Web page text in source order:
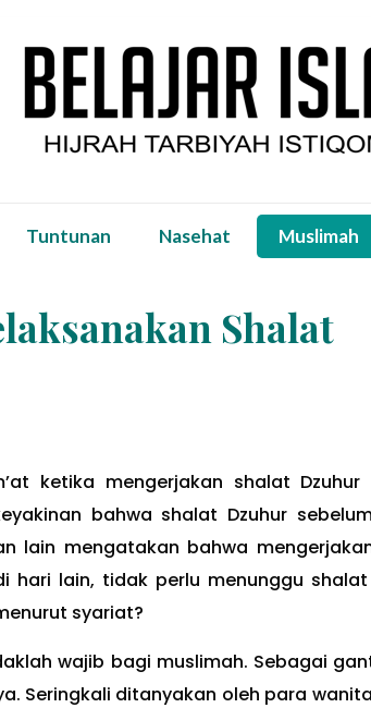
Tuntunan Nasehat Muslimah
Shalat
ketika mengerjakan shalat Dzuhur
bahwa shalat Dzuhur
lain mengatakan bahwa
hari lain, tidak perlu menunggu shalat
syariat?
wajib bagi muslimah. Sebagai
Seringkali ditanyakan oleh para